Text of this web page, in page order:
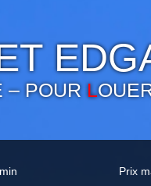
– POUR L
Prix